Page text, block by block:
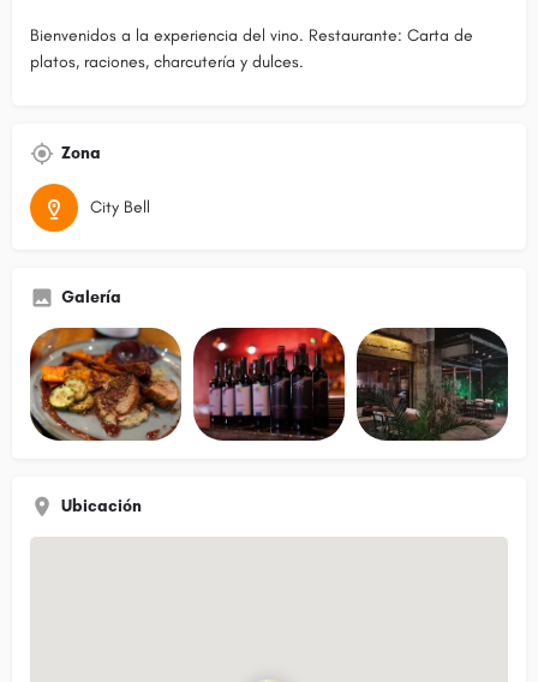
Bienvenidos a la experiencia del vino. Restaurante: Carta de
platos, raciones, charcutería y dulces.
Zona
City Bell
Galería
Ubicación